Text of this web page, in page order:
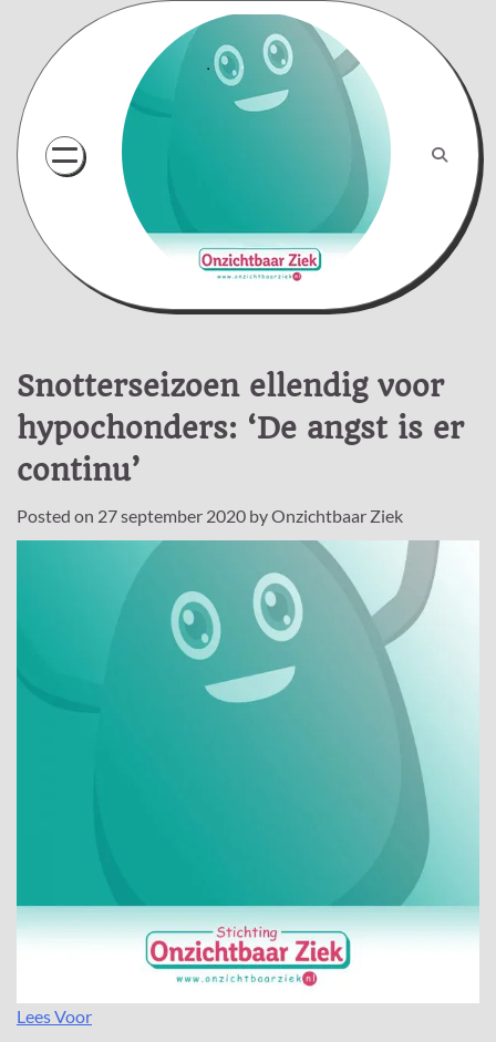
content
Snotterseizoen ellendig voor
hypochonders: ‘De angst is er
continu’
Posted on 27 september 2020 byOnzichtbaar Ziek
Lees Voor